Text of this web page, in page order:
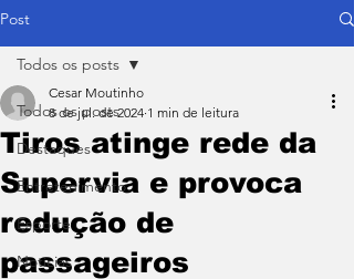
Post
Todos os posts
Destaques
Entretenimento
Esporte
Notícias
Todos os posts
Tiros atinge rede da
Supervia e provoca
redução de
passageiros
Cesar Moutinho
8 de jul. de 2024 1 min de leitura